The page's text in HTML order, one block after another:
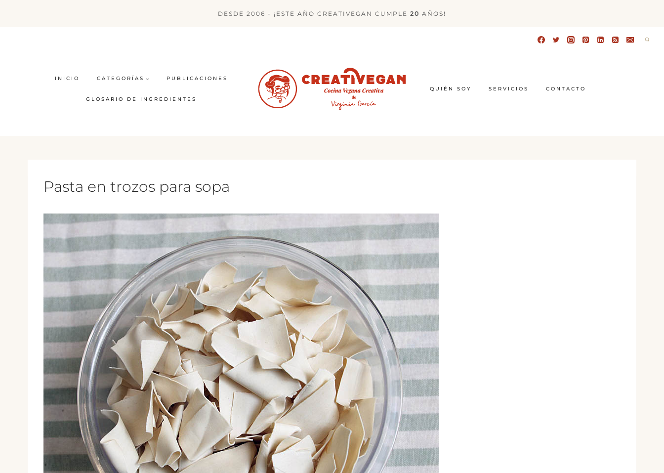
DESDE 2006 - ¡ESTE AÑO CREATIVEGAN CUMPLE 20 AÑOS!
INICIO CATEGORÍAS PUBLICACIONES
GLOSARIO DE INGREDIENTES
QUIÉN SOY SERVICIOS CONTACTO
Pasta en trozos para sopa